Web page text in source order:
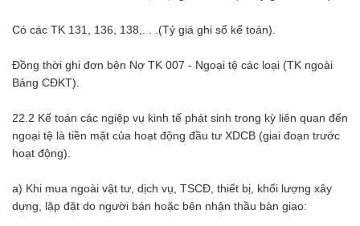
Có các TK 131, 136, 138,. . .(Tỷ giá ghi sổ kế toán).
Đồng thời ghi đơn bên Nợ TK 007 - Ngoại tệ các loại (TK ngoài
Bảng CĐKT).
22.2 Kế toán các ngiệp vụ kinh tế phát sinh trong kỳ liên quan đến
ngoại tệ là tiền mặt của hoạt động đầu tư XDCB (giai đoạn trước
hoạt động).
a) Khi mua ngoài vật tư, dịch vụ, TSCĐ, thiết bị, khối lượng xây
dựng, lặp đặt do người bán hoặc bên nhận thầu bàn giao: